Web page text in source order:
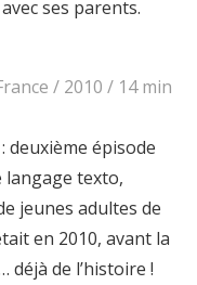
ses parents.
/ 2010 / 14 min
deuxième épisode
langage texto,
jeunes adultes de
en 2010, avant la
de l’histoire !